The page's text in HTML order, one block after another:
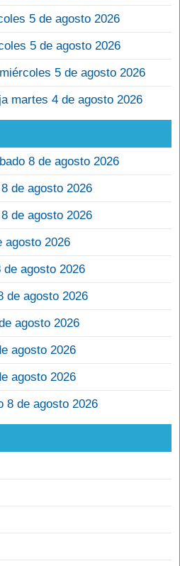
5 de agosto 2026
5 de agosto 2026
5 de agosto 2026
martes 4 de agosto 2026
8 de agosto 2026
de agosto 2026
de agosto 2026
agosto 2026
de agosto 2026
de agosto 2026
agosto 2026
agosto 2026
agosto 2026
8 de agosto 2026